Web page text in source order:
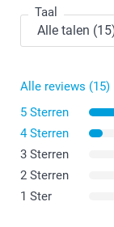
Taal
Alle reviews (15)
5 Sterren
4 Sterren
3 Sterren
2 Sterren
1 Ster